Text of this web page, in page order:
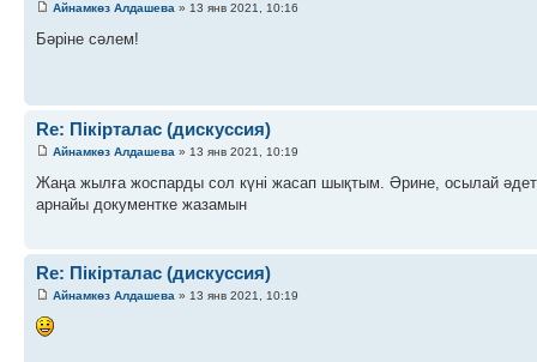
Айнамкөз Алдашева » 13 янв 2021, 10:16
Бәріне сәлем!
Re: Пікірталас (дискуссия)
Айнамкөз Алдашева » 13 янв 2021, 10:19
Жаңа жылға жоспарды сол күні жасап шықтым. Әрине, осылай
арнайы документке жазамын
Re: Пікірталас (дискуссия)
Айнамкөз Алдашева » 13 янв 2021, 10:19